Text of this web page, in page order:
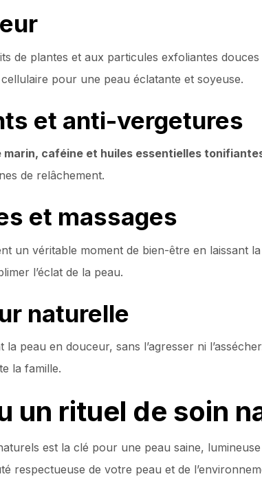
de plantes et aux particules exfoliantes
pour une peau éclatante et soyeuse.
et anti-vergetures
marin, caféine et huiles essentielles
de relâchement.
et massages
un véritable moment de bien-être en laissant
l’éclat de la peau.
naturelle
la peau en douceur, sans l’agresser ni
la famille.
un rituel de soin
est la clé pour une peau saine,
respectueuse de votre peau et de